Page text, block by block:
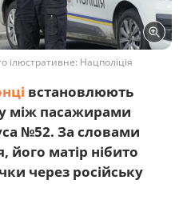
ілюстративне: Нацполіція
встановлюють
між пасажирами
№52. За словами
його матір нібито
через російську